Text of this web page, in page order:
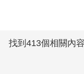
找到413個相關內容